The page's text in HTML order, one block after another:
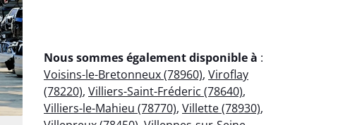
Nous sommes également disponible à :
Voisins-le-Bretonneux (78960), Viroflay
(78220), Villiers-Saint-Fréderic (78640),
Villiers-le-Mahieu (78770), Villette (78930),